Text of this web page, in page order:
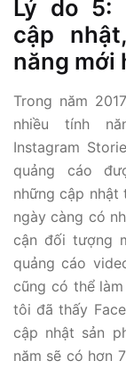
Lý do 5:
cập
năng mới
Trong năm
nhiều tính
Instagram
quảng cáo
những cập nhật
ngày càng có
cận đối tượng
quảng cáo
cũng có thể
tôi đã thấy
cập nhật sản
năm sẽ có hơn